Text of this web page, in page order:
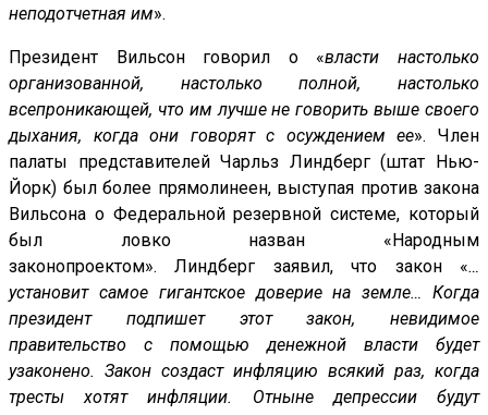
неподотчетная им».
Президент Вильсон говорил о «власти настолько
организованной, настолько полной, настолько
всепроникающей, что им лучше не говорить выше своего
дыхания, когда они говорят с осуждением ее». Член
палаты представителей Чарльз Линдберг (штат Нью-
Йорк) был более прямолинеен, выступая против закона
Вильсона о Федеральной резервной системе, который
был ловко назван «Народным
законопроектом». Линдберг заявил, что закон «…
установит самое гигантское доверие на земле… Когда
президент подпишет этот закон, невидимое
правительство с помощью денежной власти будет
узаконено. Закон создаст инфляцию всякий раз, когда
тресты хотят инфляции. Отныне депрессии будут